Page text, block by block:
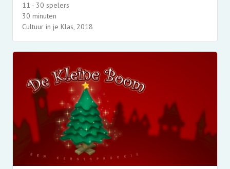
11 - 30 spelers
30 minuten
Cultuur in je Klas, 2018